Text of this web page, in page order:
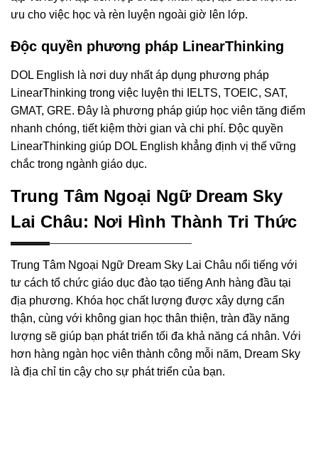
ưu cho việc học và rèn luyện ngoài giờ lên lớp.
Độc quyền phương pháp LinearThinking
DOL English là nơi duy nhất áp dụng phương pháp
LinearThinking trong việc luyện thi IELTS, TOEIC, SAT,
GMAT, GRE. Đây là phương pháp giúp học viên tăng điểm
nhanh chóng, tiết kiệm thời gian và chi phí. Độc quyền
LinearThinking giúp DOL English khẳng định vị thế vững
chắc trong ngành giáo dục.
Trung Tâm Ngoại Ngữ Dream Sky
Lai Châu: Nơi Hình Thành Tri Thức
Trung Tâm Ngoại Ngữ Dream Sky Lai Châu nổi tiếng với
tư cách tổ chức giáo dục đào tạo tiếng Anh hàng đầu tại
địa phương. Khóa học chất lượng được xây dựng cẩn
thận, cùng với không gian học thân thiện, tràn đầy năng
lượng sẽ giúp bạn phát triển tối đa khả năng cá nhân. Với
hơn hàng ngàn học viên thành công mỗi năm, Dream Sky
là địa chỉ tin cậy cho sự phát triển của bạn.